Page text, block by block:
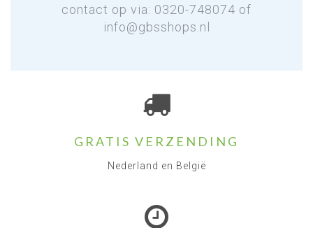
contact op via: 0320-748074 of
info@gbsshops.nl
GRATIS VERZENDING
Nederland en België